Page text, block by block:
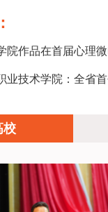
院作品在首届心理
微电影优秀作品展
业技术学院：全省
校